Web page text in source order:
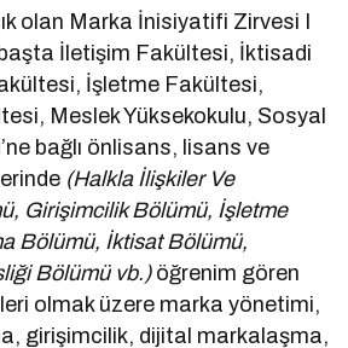
olan Marka İnisiyatifi Zirvesi I
İletişim Fakültesi, İktisadi
İşletme Fakültesi,
Meslek Yüksekokulu, Sosyal
bağlı önlisans, lisans ve
(Halkla İlişkiler Ve
Girişimcilik Bölümü, İşletme
Bölümü, İktisat Bölümü,
Bölümü vb.)öğrenim gören
olmak üzere marka yönetimi,
girişimcilik, dijital markalaşma,